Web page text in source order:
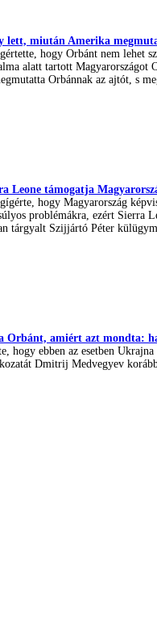
lett, miután Amerika
hogy Orbánt nem lehet
alatt tartott Magyarországot
Orbánnak az ajtót, s
Leone támogatja
hogy Magyarország
problémákra, ezért Sierra
tárgyalt Szijjártó Péter
Orbánt, amiért azt mondta:
hogy ebben az esetben
Dmitrij Medvegyev